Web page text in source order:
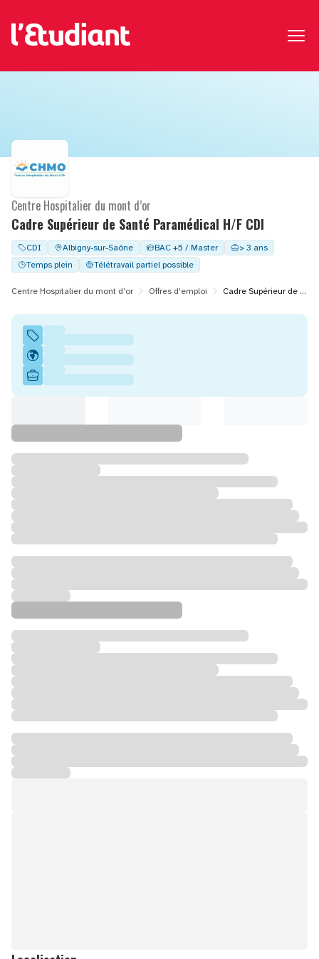
Cadre Supérieur de Santé Paramédical H/F CDI
Centre Hospitalier du mont d’or
CDI Albigny-sur-Saône BAC +5 / Master
> 3 ans
Temps plein
Télétravail partiel possible
Centre Hospitalier du mont d’or Offres d'emploi Cadre Supérieur de Santé Paramédical H/F CDI